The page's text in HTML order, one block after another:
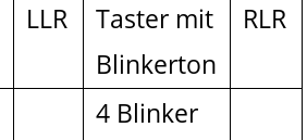
LLR
Taster mit
Blinkerton
RLR
4 Blinker